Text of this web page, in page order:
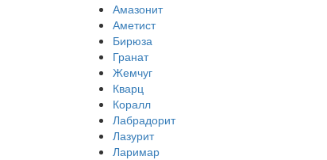
Амазонит
Аметист
Бирюза
Гранат
Жемчуг
Кварц
Коралл
Лабрадорит
Лазурит
Ларимар